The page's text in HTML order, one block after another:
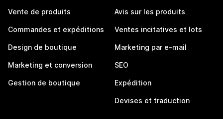
Vente de produits
Commandes et expéditions
Design de boutique
Marketing et conversion
Gestion de boutique
Avis sur les produits
Ventes incitatives et lots
Marketing par e-mail
SEO
Expédition
Devises et traduction